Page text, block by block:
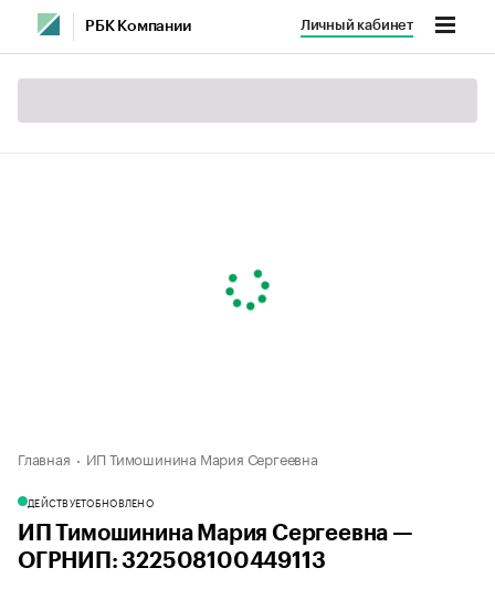
РБК Компании Личный кабинет
Главная ИП Тимошинина Мария Сергеевна
ДЕЙСТВУЕТОБНОВЛЕНО
ИП Тимошинина Мария Сергеевна —
ОГРНИП: 322508100449113